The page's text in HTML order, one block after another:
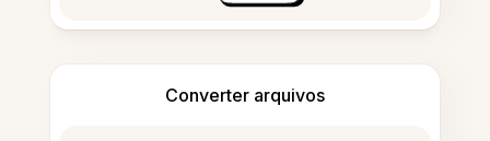
Converter arquivos